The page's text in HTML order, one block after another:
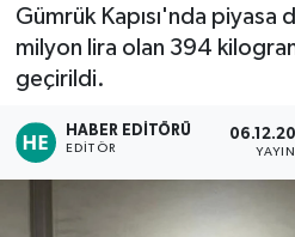
Gümrük Kapısı'nda piyasa
milyon lira olan 394
geçirildi.
HABER EDITÖRÜ
EDITÖR